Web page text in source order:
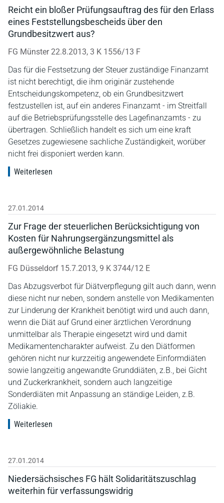
Reicht ein bloßer Prüfungsauftrag des für den Erlass
eines Feststellungsbescheids über den
Grundbesitzwert aus?
FG Münster 22.8.2013, 3 K 1556/13 F
Das für die Festsetzung der Steuer zuständige Finanzamt
ist nicht berechtigt, die ihm originär zustehende
Entscheidungskompetenz, ob ein Grundbesitzwert
festzustellen ist, auf ein anderes Finanzamt - im Streitfall
auf die Betriebsprüfungsstelle des Lagefinanzamts - zu
übertragen. Schließlich handelt es sich um eine kraft
Gesetzes zugewiesene sachliche Zuständigkeit, worüber
nicht frei disponiert werden kann.
Weiterlesen
27.01.2014
Zur Frage der steuerlichen Berücksichtigung von
Kosten für Nahrungsergänzungsmittel als
außergewöhnliche Belastung
FG Düsseldorf 15.7.2013, 9 K 3744/12 E
Das Abzugsverbot für Diätverpflegung gilt auch dann, wenn
diese nicht nur neben, sondern anstelle von Medikamenten
zur Linderung der Krankheit benötigt wird und auch dann,
wenn die Diät auf Grund einer ärztlichen Verordnung
unmittelbar als Therapie eingesetzt wird und damit
Medikamentencharakter aufweist. Zu den Diätformen
gehören nicht nur kurzzeitig angewendete Einformdiäten
sowie langzeitig angewandte Grunddiäten, z.B., bei Gicht
und Zuckerkrankheit, sondern auch langzeitige
Sonderdiäten mit Anpassung an ständige Leiden, z.B.
Zöliakie.
Weiterlesen
27.01.2014
Niedersächsisches FG hält Solidaritätszuschlag
weiterhin für verfassungswidrig